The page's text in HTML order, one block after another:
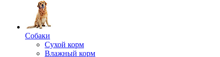
Собаки
Сухой корм
Влажный корм